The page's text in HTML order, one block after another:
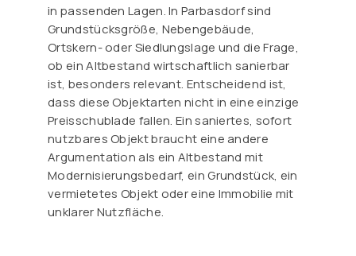
in passenden Lagen. In Parbasdorf sind
Grundstücksgröße, Nebengebäude,
Ortskern- oder Siedlungslage und die Frage,
ob ein Altbestand wirtschaftlich sanierbar
ist, besonders relevant. Entscheidend ist,
dass diese Objektarten nicht in eine einzige
Preisschublade fallen. Ein saniertes, sofort
nutzbares Objekt braucht eine andere
Argumentation als ein Altbestand mit
Modernisierungsbedarf, ein Grundstück, ein
vermietetes Objekt oder eine Immobilie mit
unklarer Nutzfläche.